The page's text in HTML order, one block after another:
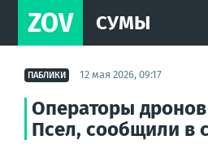
ZOV СУМЫ
ПАБЛИКИ 12 мая 2026, 09:17
Операторы
Псел, сообщили в